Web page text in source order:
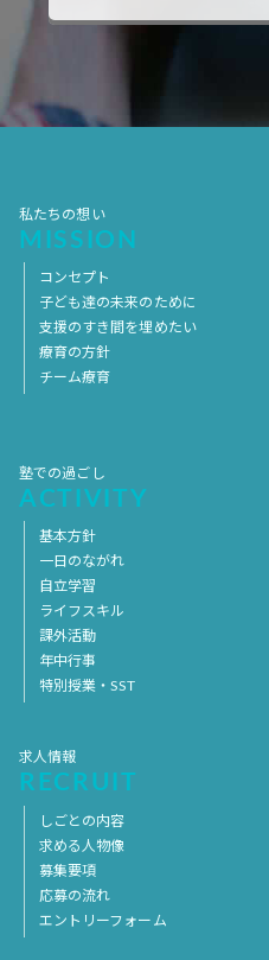
2017年10月 2017年9月
2017年4月
私たちの想い
MISSION
コンセプト
子ども達の未来のために
支援のすき間を埋めたい
療育の方針
チーム療育
塾での過ごし
ACTIVITY
基本方針
一日のながれ
自立学習
ライフスキル
課外活動
年中行事
特別授業・SST
求人情報
RECRUIT
しごとの内容
求める人物像
募集要項
応募の流れ
エントリーフォーム